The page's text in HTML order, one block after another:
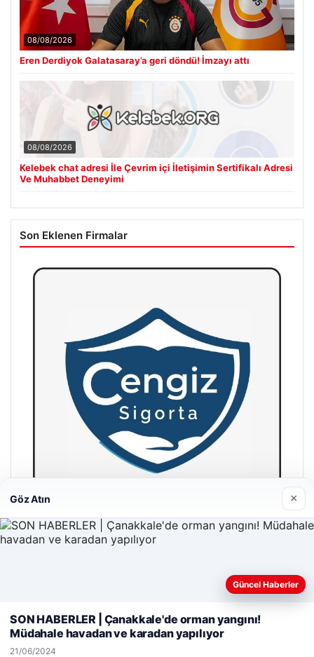
08/08/2026
Eren Derdiyok Galatasaray’a geri döndü! İmzayı attı
08/08/2026
Kelebek chat adresi İle Çevrim içi İletişimin Sertifikalı Adresi
Ve Muhabbet Deneyimi
Son Eklenen Firmalar
Hastaş Beton
Web sitemizi nasıl kullandığınızı daha iyi anlayabilmek,
kullanıyoruz.Çerez Politikamız
Göz Atın ×
Güncel Haberler
SON HABERLER | Çanakkale'de orman yangını!
Müdahale havadan ve karadan yapılıyor
21/06/2024